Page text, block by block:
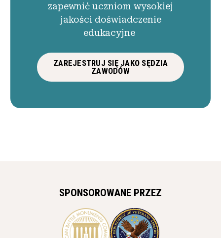
zapewnić uczniom wysokiej
jakości doświadczenie
edukacyjne
ZAREJESTRUJ SIĘ JAKO SĘDZIA
ZAWODÓW
SPONSOROWANE PRZEZ